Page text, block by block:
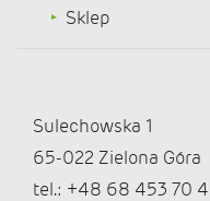
Sklep
Sulechowska 1
65-022 Zielona Góra
tel.: +48 68 453 70